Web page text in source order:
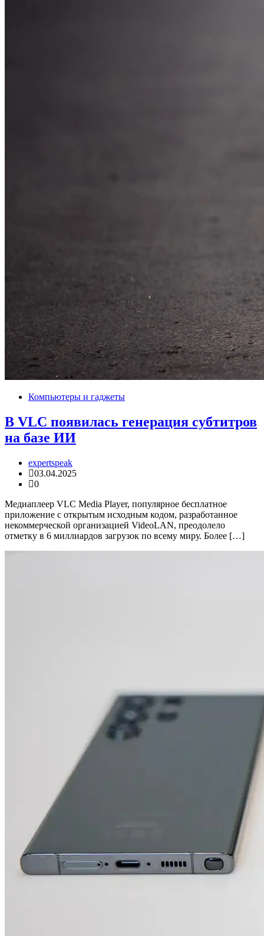
Компьютеры и гаджеты
В VLC появилась генерация субтитров
на базе ИИ
expertspeak
03.04.2025
0
Медиаплеер VLC Media Player, популярное бесплатное
приложение с открытым исходным кодом, разработанное
некоммерческой организацией VideoLAN, преодолело
отметку в 6 миллиардов загрузок по всему миру. Более […]